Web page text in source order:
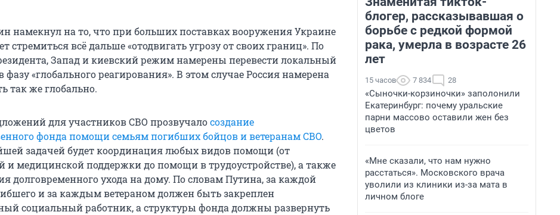
намекнул на то, что при больших поставках вооружения Украине
стремиться всё дальше «отодвигать угрозу от своих границ». По
Запад и киевский режим намерены перевести локальный
«глобального реагирования». В этом случае Россия намерена
так же глобально.
для участников СВО прозвучалосоздание
фонда помощи семьям погибших бойцов и ветеранам СВО.
задачей будет координация любых видов помощи (от
и медицинской поддержки до помощи в трудоустройстве), а также
долговременного ухода на дому. По словам Путина, за каждой
и за каждым ветераном должен быть закреплен
социальный работник, а структуры фонда должны развернуть
блогер, рассказывавшая о
борьбе с редкой формой
рака, умерла в возрасте 26
лет
15 часов 7 834 28
«Сыночки-корзиночки» заполонили
Екатеринбург: почему уральские
парни массово оставили жен без
цветов
«Мне сказали, что нам нужно
расстаться». Московского врача
уволили из клиники из-за мата в
личном блоге